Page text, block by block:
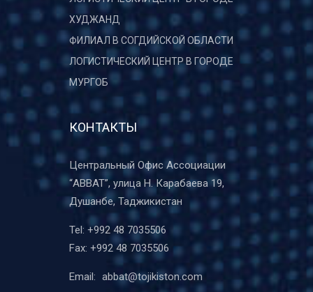
ХУДЖАНД
ФИЛИАЛ В СОГДИЙСКОЙ ОБЛАСТИ
ЛОГИСТИЧЕСКИЙ ЦЕНТР В ГОРОДЕ
МУРГОБ
КОНТАКТЫ
Центральный Офис Ассоциации
“ABBAT”, улица Н. Карабаева 19,
Душанбе, Таджикистан
Tel: +992 48 7035506
Fax: +992 48 7035506
Email: abbat@tojikiston.com